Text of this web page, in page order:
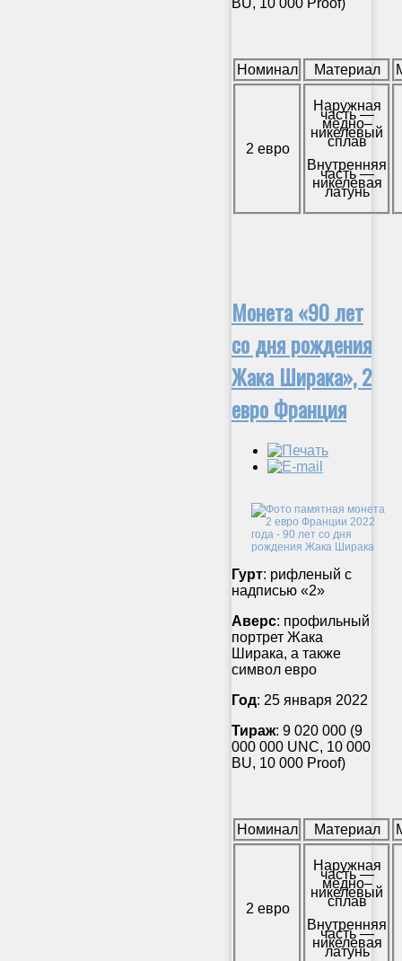
BU, 10 000 Proof)
Номинал Материал
2 евро
Наружная
часть —
медно–
никелевый
сплав
Внутренняя
часть —
никелевая
латунь
Монета «90 лет
со дня рождения
Жака Ширака», 2
евро Франция
Гурт: рифленый с
надписью «2»
Аверс: профильный
портрет Жака
Ширака, а также
символ евро
Год: 25 января 2022
Тираж: 9 020 000 (9
000 000 UNC, 10 000
BU, 10 000 Proof)
Номинал Материал
2 евро
Наружная
часть —
медно–
никелевый
сплав
Внутренняя
часть —
никелевая
латунь